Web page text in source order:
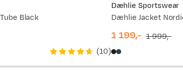
Black
(10)
Dæhlie Sportswear
Dæhlie Jacket
price
1 199,-
price
1 999,-